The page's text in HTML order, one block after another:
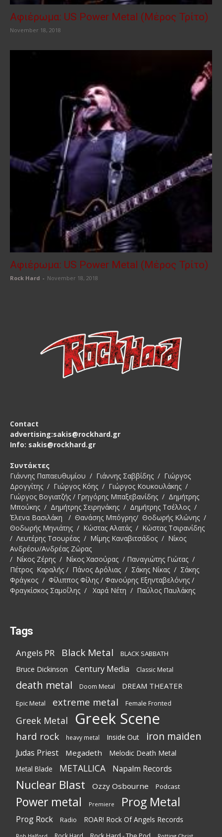
Αφιέρωμα: US Power Μetal (Μέρος Τρίτο)
November 18, 2018
Αφιέρωμα: US Power Μetal (Μέρος Τρίτο)
Rock Hard - November 18, 2018
Contact
advertising:sakis@rockhard.gr
Info: sakis@rockhard.gr
Συντάκτες
Γιάννης Παπαευθυμίου / Γιάννης Σαββίδης / Γιώργος
Δρογγίτης / Γιώργος Κόης / Γιώργος Κουκουλάκης /
Γιώργος Βογιατζής / Γρηγόρης Μπαξεβανίδης / Δημήτρης
Μπούκης / Δημήτρης Σειρηνάκης / Δημήτρης Τσέλλος /
Έλενα Βασιλάκη / Θανάσης Μπόγρης/ Θοδωρής Κλώνης /
Θοδωρής Μηνιάτης / Κώστας Αλατάς / Κώστας Τσιρανίδης
/ Λευτέρης Τσουρέας / Μίμης Καναβιτσάδος / Νίκος
Ανδρέου/Ανδρέας Ζώρας
/ Νίκος Ζέρης / Νίκος Χασούρας / Παναγιώτης Γιώτας /
Πέτρος Καραλής / Πάνος Δρόλιας / Σάκης Νίκας / Σάκης
Φράγκος / Φίλιππος Φίλης / Φανούρης Εξηνταβελόνης /
Φραγκίσκος Σαμοΐλης / Χαρά Νέτη / Παύλος Παυλάκης
Tags
Angels PR Black Metal BLACK SABBATH
Bruce Dickinson Century Media Classic Metal
death metal Doom Metal DREAM THEATER
Epic Metal extreme metal Female Fronted
Greek Metal Greek Scene
hard rock heavy metal Inside Out iron maiden
Judas Priest Megadeth Melodic Death Metal
Metal Blade METALLICA Napalm Records
Nuclear Blast Ozzy Osbourne Podcast
Power metal Premiere Prog Metal
Prog Rock Radio ROAR! Rock Of Angels Records